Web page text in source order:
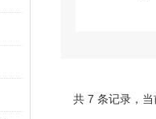
共 7 条记录，